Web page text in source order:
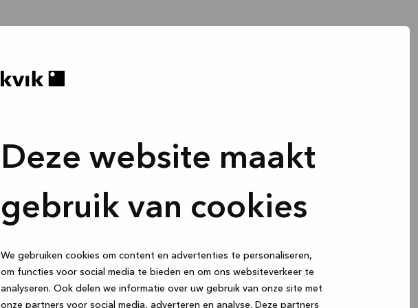
Deze website maakt
gebruik van cookies
We gebruiken cookies om content en advertenties te personaliseren,
om functies voor social media te bieden en om ons websiteverkeer te
analyseren. Ook delen we informatie over uw gebruik van onze site met
onze partners voor social media, adverteren en analyse. Deze partners